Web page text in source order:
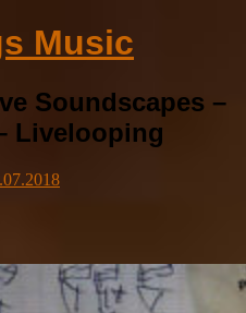
Music
Soundscapes –
Livelooping